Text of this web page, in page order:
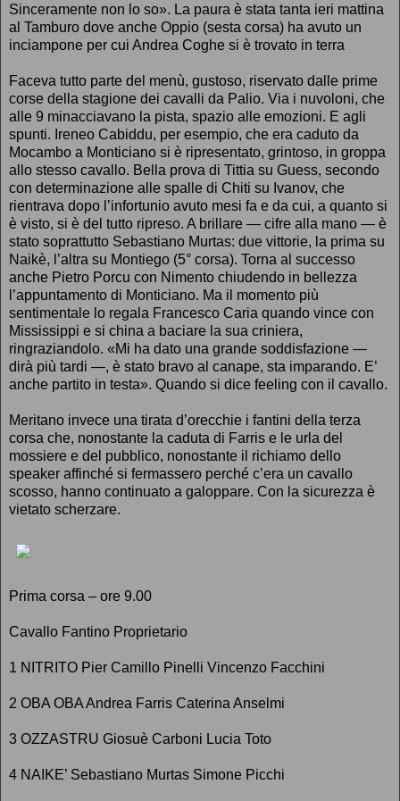
Sinceramente non lo so». La paura è stata tanta ieri mattina
al Tamburo dove anche Oppio (sesta corsa) ha avuto un
inciampone per cui Andrea Coghe si è trovato in terra
Faceva tutto parte del menù, gustoso, riservato dalle prime
corse della stagione dei cavalli da Palio. Via i nuvoloni, che
alle 9 minacciavano la pista, spazio alle emozioni. E agli
spunti. Ireneo Cabiddu, per esempio, che era caduto da
Mocambo a Monticiano si è ripresentato, grintoso, in groppa
allo stesso cavallo. Bella prova di Tittia su Guess, secondo
con determinazione alle spalle di Chiti su Ivanov, che
rientrava dopo l’infortunio avuto mesi fa e da cui, a quanto si
è visto, si è del tutto ripreso. A brillare — cifre alla mano — è
stato soprattutto Sebastiano Murtas: due vittorie, la prima su
Naikè, l’altra su Montiego (5° corsa). Torna al successo
anche Pietro Porcu con Nimento chiudendo in bellezza
l’appuntamento di Monticiano. Ma il momento più
sentimentale lo regala Francesco Caria quando vince con
Mississippi e si china a baciare la sua criniera,
ringraziandolo. «Mi ha dato una grande soddisfazione —
dirà più tardi —, è stato bravo al canape, sta imparando. E’
anche partito in testa». Quando si dice feeling con il cavallo.
Meritano invece una tirata d’orecchie i fantini della terza
corsa che, nonostante la caduta di Farris e le urla del
mossiere e del pubblico, nonostante il richiamo dello
speaker affinché si fermassero perché c’era un cavallo
scosso, hanno continuato a galoppare. Con la sicurezza è
vietato scherzare.
Prima corsa – ore 9.00
Cavallo Fantino Proprietario
1 NITRITO Pier Camillo Pinelli Vincenzo Facchini
2 OBA OBA Andrea Farris Caterina Anselmi
3 OZZASTRU Giosuè Carboni Lucia Toto
4 NAIKE’ Sebastiano Murtas Simone Picchi